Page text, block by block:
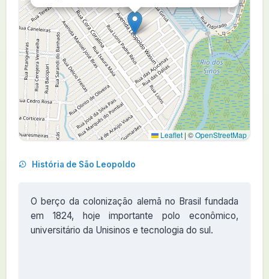
Leaflet | ©OpenStreetMap
História de São Leopoldo
O berço da colonização alemã no Brasil fundada
em 1824, hoje importante polo econômico,
universitário da Unisinos e tecnologia do sul.